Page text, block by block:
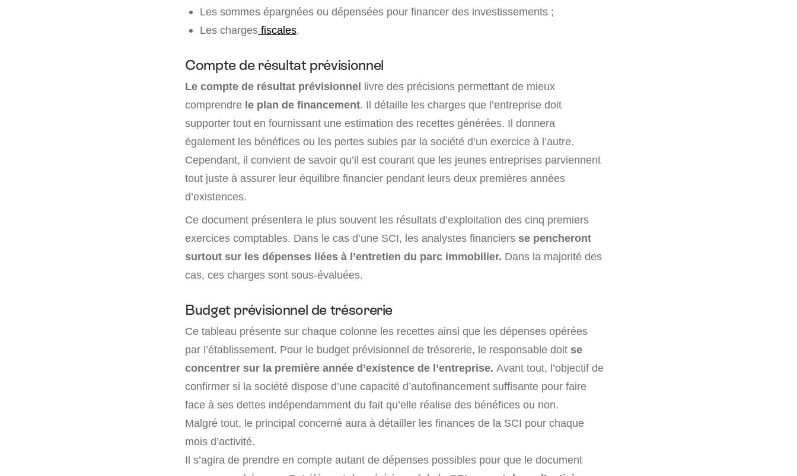
Les sommes épargnées ou dépensées pour financer des investissements ;
Les charges fiscales.
Compte de résultat prévisionnel
Le compte de résultat prévisionnel livre des précisions permettant de mieux
comprendre le plan de financement. Il détaille les charges que l’entreprise doit
supporter tout en fournissant une estimation des recettes générées. Il donnera
également les bénéfices ou les pertes subies par la société d’un exercice à l’autre.
Cependant, il convient de savoir qu’il est courant que les jeunes entreprises parviennent
tout juste à assurer leur équilibre financier pendant leurs deux premières années
d’existences.
Ce document présentera le plus souvent les résultats d’exploitation des cinq premiers
exercices comptables. Dans le cas d’une SCI, les analystes financiers se pencheront
surtout sur les dépenses liées à l’entretien du parc immobilier. Dans la majorité des
cas, ces charges sont sous-évaluées.
Budget prévisionnel de trésorerie
Ce tableau présente sur chaque colonne les recettes ainsi que les dépenses opérées
par l’établissement. Pour le budget prévisionnel de trésorerie, le responsable doit se
concentrer sur la première année d’existence de l’entreprise. Avant tout, l’objectif de
confirmer si la société dispose d’une capacité d’autofinancement suffisante pour faire
face à ses dettes indépendamment du fait qu’elle réalise des bénéfices ou non.
Malgré tout, le principal concerné aura à détailler les finances de la SCI pour chaque
mois d’activité.
Il s’agira de prendre en compte autant de dépenses possibles pour que le document